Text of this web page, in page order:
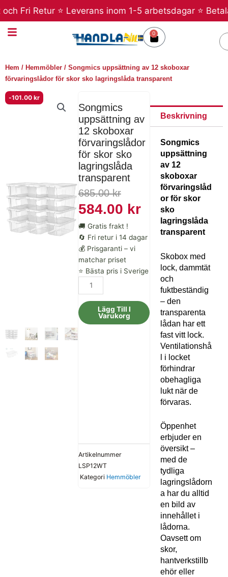
till
innehåll
Fri Retur ⭐ Leverans inom 1-5 arbetsdagar ⭐ Betala
0
Varukorg
Hem / Hemmöbler / Songmics uppsättning av 12 skoboxar
förvaringslådor för skor sko lagringslåda transparent
-101.00 kr
Songmics
uppsättning av
12 skoboxar
förvaringslådor
för skor sko
lagringslåda
transparent
685.00krDet
ursprungliga
priset
var:
685.00 kr.
584.00 kr
Det
nuvarande
priset
är:
584.00 kr.
🚚 Gratis frakt !
🔄 Fri retur i 14 dagar
💰 Prisgaranti – vi
matchar priset
⭐ Bästa pris i Sverige
Songmics
uppsättning
av
12
skoboxar
förvaringslådor
Lägg Till I
Varukorg
Artikelnummer
LSP12WT
Kategori Hemmöbler
Beskrivning
Songmics
uppsättning
av 12
skoboxar
förvaringslåd
or för skor
sko
lagringslåda
transparent
Skobox med
lock, dammtät
och
fuktbeständig
– den
transparenta
lådan har ett
fast vitt lock.
Ventilationshå
l i locket
förhindrar
obehagliga
lukt när de
förvaras.
Öppenhet
erbjuder en
översikt –
med de
tydliga
lagringslådorn
a har du alltid
en bild av
innehållet i
lådorna.
Oavsett om
skor,
hantverkstillb
ehör eller